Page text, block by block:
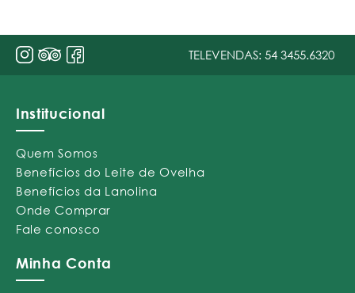
TELEVENDAS: 54 3455.6320
Institucional
Quem Somos
Benefícios do Leite de Ovelha
Benefícios da Lanolina
Onde Comprar
Fale conosco
Minha Conta